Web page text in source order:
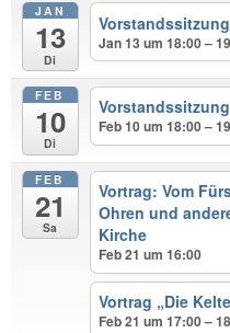
JAN
13
Di
Jan 13 um 18:00 –
FEB
10
Di
Feb 10 um 18:00 –
FEB
21
Sa
Vortrag: Vom
Ohren und
Kirche
Feb 21 um 16:00
Vortrag „Die
Feb 21 um 17:00 –